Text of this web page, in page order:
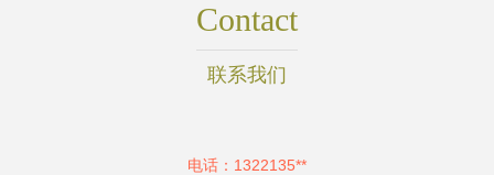
Contact
联系我们
电话：1322135**